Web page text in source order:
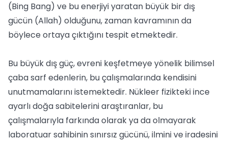
(Bing Bang) ve bu enerjiyi yaratan büyük bir dış
gücün (Allah) olduğunu, zaman kavramının da
böylece ortaya çıktığını tespit etmektedir.
Bu büyük dış güç, evreni keşfetmeye yönelik bilimsel
çaba sarf edenlerin, bu çalışmalarında kendisini
unutmamalarını istemektedir. Nükleer fizikteki ince
ayarlı doğa sabitelerini araştıranlar, bu
çalışmalarıyla farkında olarak ya da olmayarak
laboratuar sahibinin sınırsız gücünü, ilmini ve iradesini